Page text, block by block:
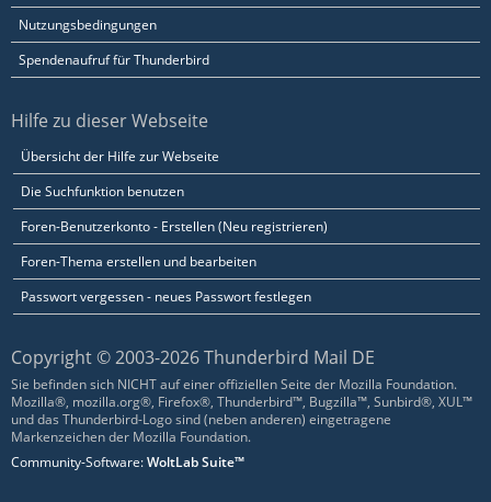
Nutzungsbedingungen
Spendenaufruf für Thunderbird
Hilfe zu dieser Webseite
Übersicht der Hilfe zur Webseite
Die Suchfunktion benutzen
Foren-Benutzerkonto - Erstellen (Neu registrieren)
Foren-Thema erstellen und bearbeiten
Passwort vergessen - neues Passwort festlegen
Copyright © 2003-2026 Thunderbird Mail DE
Sie befinden sich NICHT auf einer offiziellen Seite der Mozilla Foundation.
Mozilla®, mozilla.org®, Firefox®, Thunderbird™, Bugzilla™, Sunbird®, XUL™
und das Thunderbird-Logo sind (neben anderen) eingetragene
Markenzeichen der Mozilla Foundation.
Community-Software:WoltLab Suite™